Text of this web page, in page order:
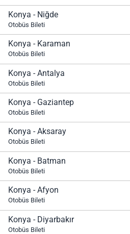
Konya - Niğde
Otobüs Bileti
Konya - Karaman
Otobüs Bileti
Konya - Antalya
Otobüs Bileti
Konya - Gaziantep
Otobüs Bileti
Konya - Aksaray
Otobüs Bileti
Konya - Batman
Otobüs Bileti
Konya - Afyon
Otobüs Bileti
Konya - Diyarbakır
Otobüs Bileti